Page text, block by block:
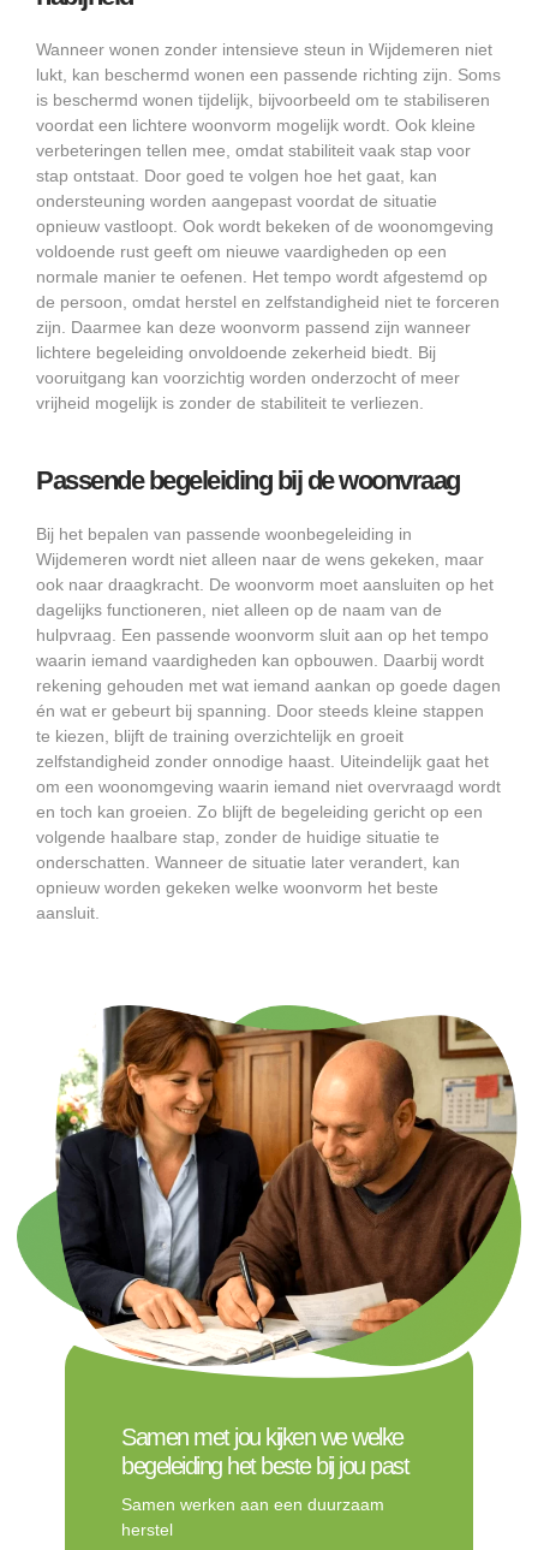
Wanneer wonen zonder intensieve steun in Wijdemeren niet
lukt, kan beschermd wonen een passende richting zijn. Soms
is beschermd wonen tijdelijk, bijvoorbeeld om te stabiliseren
voordat een lichtere woonvorm mogelijk wordt. Ook kleine
verbeteringen tellen mee, omdat stabiliteit vaak stap voor
stap ontstaat. Door goed te volgen hoe het gaat, kan
ondersteuning worden aangepast voordat de situatie
opnieuw vastloopt. Ook wordt bekeken of de woonomgeving
voldoende rust geeft om nieuwe vaardigheden op een
normale manier te oefenen. Het tempo wordt afgestemd op
de persoon, omdat herstel en zelfstandigheid niet te forceren
zijn. Daarmee kan deze woonvorm passend zijn wanneer
lichtere begeleiding onvoldoende zekerheid biedt. Bij
vooruitgang kan voorzichtig worden onderzocht of meer
vrijheid mogelijk is zonder de stabiliteit te verliezen.
Passende begeleiding bij de woonvraag
Bij het bepalen van passende woonbegeleiding in
Wijdemeren wordt niet alleen naar de wens gekeken, maar
ook naar draagkracht. De woonvorm moet aansluiten op het
dagelijks functioneren, niet alleen op de naam van de
hulpvraag. Een passende woonvorm sluit aan op het tempo
waarin iemand vaardigheden kan opbouwen. Daarbij wordt
rekening gehouden met wat iemand aankan op goede dagen
én wat er gebeurt bij spanning. Door steeds kleine stappen
te kiezen, blijft de training overzichtelijk en groeit
zelfstandigheid zonder onnodige haast. Uiteindelijk gaat het
om een woonomgeving waarin iemand niet overvraagd wordt
en toch kan groeien. Zo blijft de begeleiding gericht op een
volgende haalbare stap, zonder de huidige situatie te
onderschatten. Wanneer de situatie later verandert, kan
opnieuw worden gekeken welke woonvorm het beste
aansluit.
Samen met jou kijken we welke
begeleiding het beste bij jou past
Samen werken aan een duurzaam
herstel